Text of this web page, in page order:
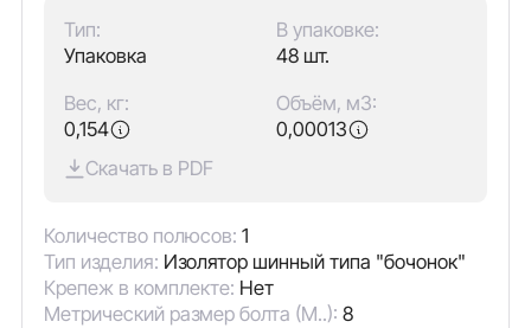
Тип:
Упаковка
В упаковке:
48 шт.
Вес, кг:
0,154
Объём, м3:
0,00013
Скачать в PDF
Количество полюсов: 1
Тип изделия: Изолятор шинный типа "бочонок"
Крепеж в комплекте: Нет
Метрический размер болта (М..): 8